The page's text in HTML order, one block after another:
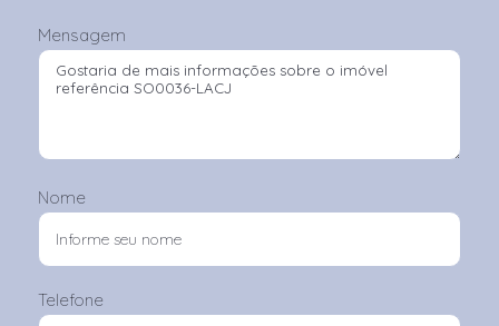
Mensagem
Nome
Telefone